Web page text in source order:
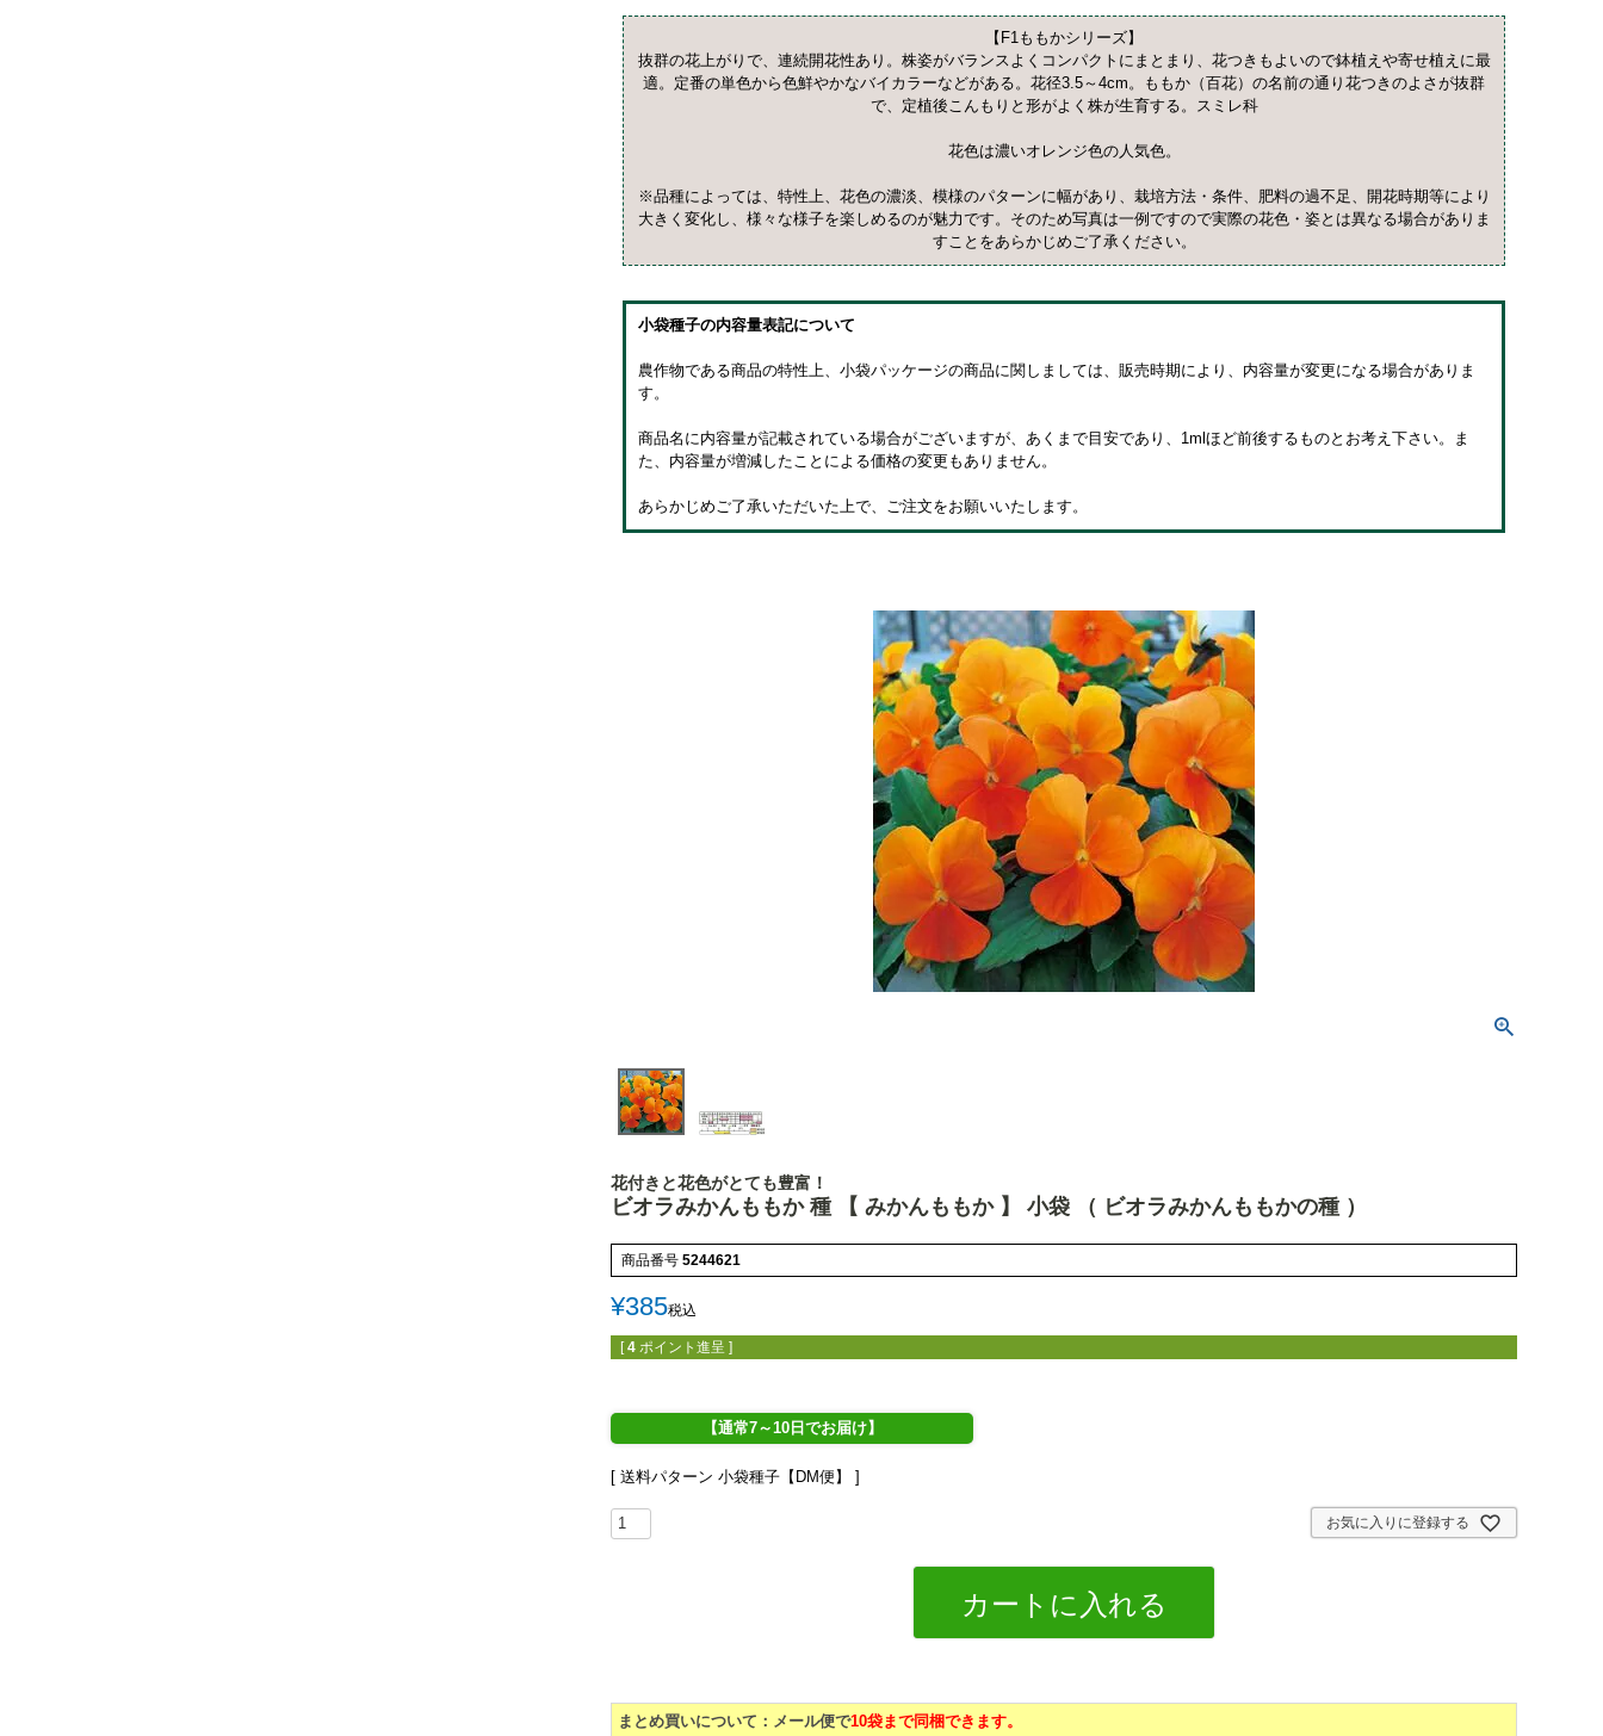
【F1ももかシリーズ】
抜群の花上がりで、連続開花性あり。株姿がバランスよくコンパクトにまとまり、花つきもよいので鉢植えや寄せ植えに最
適。定番の単色から色鮮やかなバイカラーなどがある。花径3.5～4cm。ももか（百花）の名前の通り花つきのよさが抜群
で、定植後こんもりと形がよく株が生育する。スミレ科
花色は濃いオレンジ色の人気色。
※品種によっては、特性上、花色の濃淡、模様のパターンに幅があり、栽培方法・条件、肥料の過不足、開花時期等により
大きく変化し、様々な様子を楽しめるのが魅力です。そのため写真は一例ですので実際の花色・姿とは異なる場合がありま
すことをあらかじめご了承ください。
小袋種子の内容量表記について
農作物である商品の特性上、小袋パッケージの商品に関しましては、販売時期により、内容量が変更になる場合がありま
す。
商品名に内容量が記載されている場合がございますが、あくまで目安であり、1mlほど前後するものとお考え下さい。ま
た、内容量が増減したことによる価格の変更もありません。
あらかじめご了承いただいた上で、ご注文をお願いいたします。
花付きと花色がとても豊富！
ビオラみかんももか 種 【 みかんももか 】 小袋 （ ビオラみかんももかの種 ）
商品番号 5244621
¥385税込
[ 4 ポイント進呈 ]
【通常7～10日でお届け】
送料パターン 小袋種子【DM便】
お気に入りに登録する
カートに入れる
まとめ買いについて：メール便で10袋まで同梱できます。